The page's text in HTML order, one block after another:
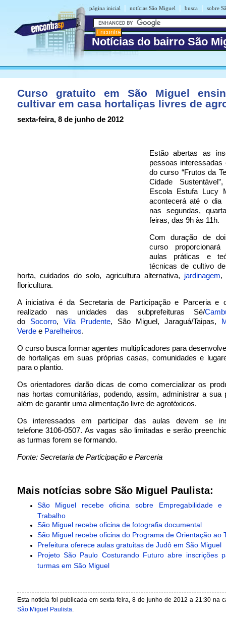
página inicial | notícias São Miguel | busca | sobre
Notícias do bairro São
Curso gratuito em São Miguel
cultivar em casa hortaliças livres de
sexta-feira, 8 de junho de 2012
Estão abertas as
pessoas interessadas
do curso “Frutos da
Cidade
Escola Estufa Lucy
acontecerá até o dia
nas segundas,
feiras, das 9h às 11h.
Com duração de
curso
aulas práticas e
técnicas de cultivo
horta, cuidados do solo, agricultura alternativa, jardinagem,
floricultura.
A iniciativa é da Secretaria de Participação e Parceria e
realizado nas unidades das subprefeituras Sé/
do Socorro, Vila Prudente, São Miguel, Jaraguá/Taipas,
Verdee Parelheiros.
O curso busca formar agentes multiplicadores para
de hortaliças em suas próprias casas, comunidades e
para o plantio.
Os orientadores darão dicas de como comercializar os
nas hortas comunitárias, podendo, assim, administrar a sua
além de garantir uma alimentação livre de agrotóxicos.
Os interessados em participar das aulas devem se
telefone 3106-0507. As vagas são limitadas e serão
as turmas forem se formando.
Fonte: Secretaria de Participação e Parceria
Mais notícias sobre São Miguel Paulista:
São Miguel recebe oficina sobre Empregabilidade
Trabalho
São Miguel recebe oficina de fotografia documental
São Miguel recebe oficina do Programa de Orientação ao
Prefeitura oferece aulas gratuitas de Judô em São Miguel
Projeto São Paulo Costurando Futuro abre inscrições
turmas em São Miguel
Esta notícia foi publicada em sexta-feira, 8 de junho de 2012 a 21:30 na
São Miguel Paulista.